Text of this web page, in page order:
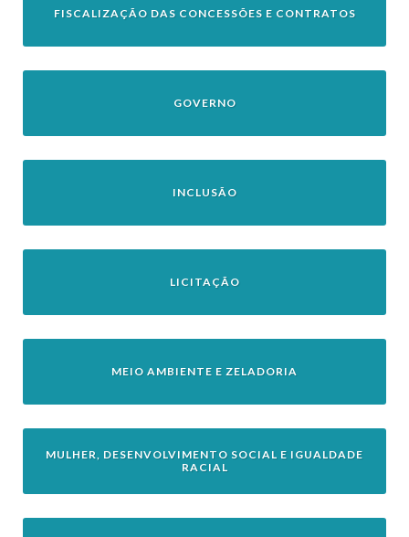
FISCALIZAÇÃO DAS CONCESSÕES E CONTRATOS
GOVERNO
INCLUSÃO
LICITAÇÃO
MEIO AMBIENTE E ZELADORIA
MULHER, DESENVOLVIMENTO SOCIAL E IGUALDADE
RACIAL